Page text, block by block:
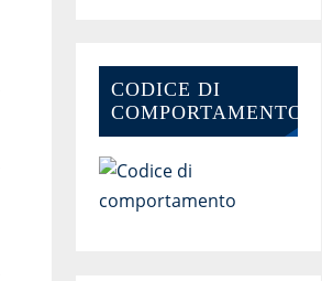
CODICE DI
COMPORTAMENTO